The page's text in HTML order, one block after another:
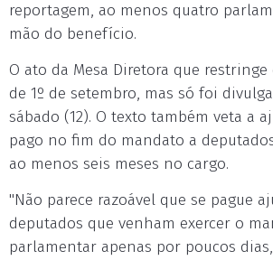
reportagem, ao menos quatro
mão do benefício.
O ato da Mesa Diretora que
de 1º de setembro, mas só foi
sábado (12). O texto também veta a
pago no fim do mandato a
ao menos seis meses no cargo.
"Não parece razoável que se pague
deputados que venham exercer o
parlamentar apenas por poucos